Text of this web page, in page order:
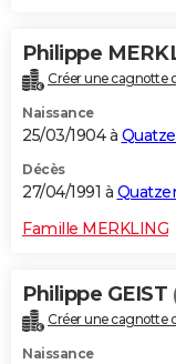
Philippe
Créer une cagnotte
Naissance
25/03/1904 à
Décès
27/04/1991 à
Famille MERKLING
Philippe GEIST
Créer une cagnotte
Naissance